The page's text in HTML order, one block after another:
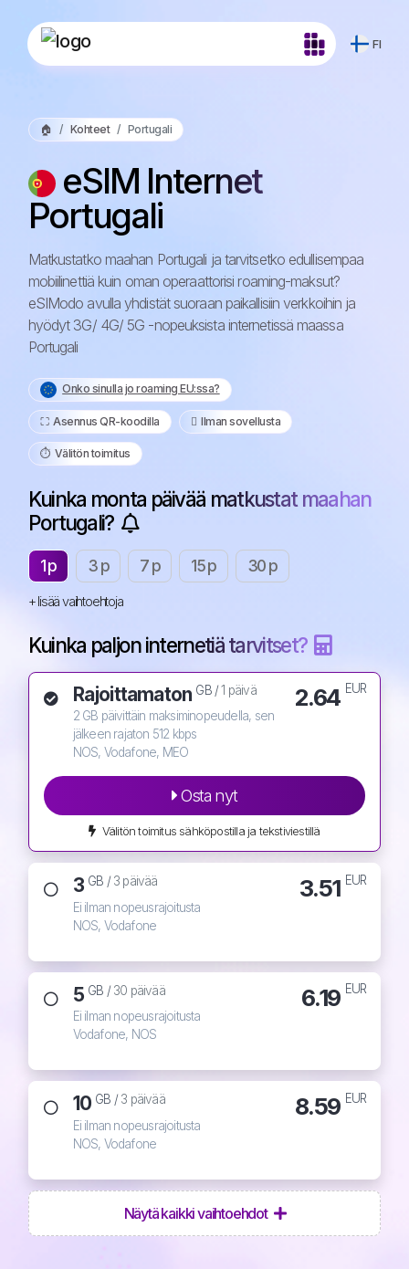
FI
🏠 Kohteet Portugali
eSIM Internet
Portugali
Matkustatko maahan Portugali ja tarvitsetko edullisempaa
mobiilinettiä kuin oman operaattorisi roaming-maksut?
eSIModo avulla yhdistät suoraan paikallisiin verkkoihin ja
hyödyt 3G/ 4G/ 5G -nopeuksista internetissä maassa
Portugali
Onko sinulla jo roaming EU:ssa?
⛶️️ Asennus QR-koodilla ️ Ilman sovellusta
⏱️️ Välitön toimitus
Kuinka monta päivää matkustat maahan
Portugali?
1 p 3 p 7 p 15 p 30 p
+ lisää vaihtoehtoja
Kuinka paljon internetiä tarvitset?
Rajoittamaton GB /1 päivä
2 GB päivittäin maksiminopeudella, sen
jälkeen rajaton 512 kbps
NOS, Vodafone, MEO
2.64 EUR
Osta nyt
Välitön toimitus sähköpostilla ja tekstiviestillä
3 GB /3 päivää
Ei ilman nopeusrajoitusta
NOS, Vodafone
3.51 EUR
5 GB /30 päivää
Ei ilman nopeusrajoitusta
Vodafone, NOS
6.19 EUR
10 GB /3 päivää
Ei ilman nopeusrajoitusta
NOS, Vodafone
8.59 EUR
Näytä kaikki vaihtoehdot